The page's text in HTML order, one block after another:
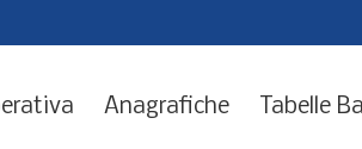
Anagrafiche Tabelle